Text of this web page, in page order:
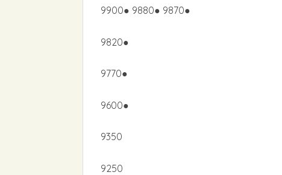
9900● 9880● 9870●
9820●
9770●
9600●
9350
9250